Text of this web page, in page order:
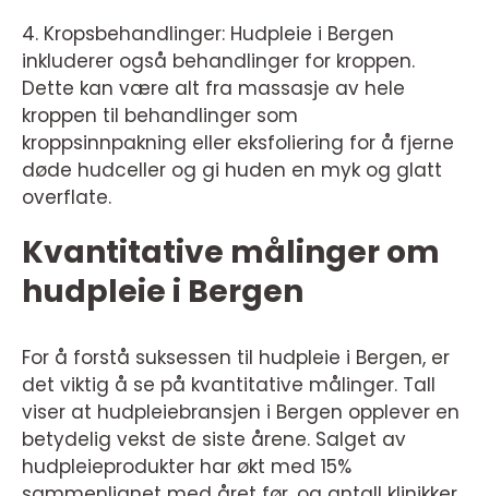
4. Kropsbehandlinger: Hudpleie i Bergen
inkluderer også behandlinger for kroppen.
Dette kan være alt fra massasje av hele
kroppen til behandlinger som
kroppsinnpakning eller eksfoliering for å fjerne
døde hudceller og gi huden en myk og glatt
overflate.
Kvantitative målinger om
hudpleie i Bergen
For å forstå suksessen til hudpleie i Bergen, er
det viktig å se på kvantitative målinger. Tall
viser at hudpleiebransjen i Bergen opplever en
betydelig vekst de siste årene. Salget av
hudpleieprodukter har økt med 15%